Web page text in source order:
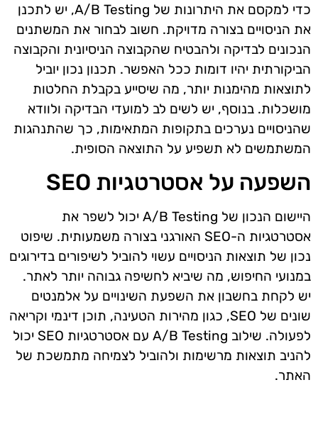
כדי למקסם את היתרונות של A/B Testing, יש לתכנן
את הניסויים בצורה מדויקת. חשוב לבחור את המשתנים
הנכונים לבדיקה ולהבטיח שהקבוצה הניסיונית והקבוצה
הביקורתית יהיו דומות ככל האפשר. תכנון נכון יוביל
לתוצאות מהימנות יותר, מה שיסייע בקבלת החלטות
מושכלות. בנוסף, יש לשים לב למועדי הבדיקה ולוודא
שהניסויים נערכים בתקופות המתאימות, כך שהתנהגות
המשתמשים לא תשפיע על התוצאה הסופית.
השפעה על אסטרטגיות SEO
היישום הנכון של A/B Testing יכול לשפר את
אסטרטגיות ה-SEO האורגני בצורה משמעותית. שיפוט
נכון של תוצאות הניסויים עשוי להוביל לשיפורים בדירוגים
במנועי החיפוש, מה שיביא לחשיפה גבוהה יותר לאתר.
יש לקחת בחשבון את השפעת השינויים על אלמנטים
שונים של SEO, כגון מהירות הטעינה, תוכן דינמי וקריאה
לפעולה. שילוב A/B Testing עם אסטרטגיות SEO יכול
להניב תוצאות מרשימות ולהוביל לצמיחה מתמשכת של
האתר.